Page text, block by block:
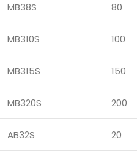
MB38S 80
MB310S 100
MB315S 150
MB320S 200
AB32S 20